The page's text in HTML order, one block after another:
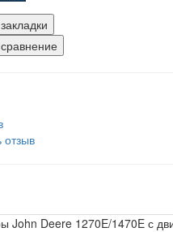
отзыв
John Deere 1270E/1470E с